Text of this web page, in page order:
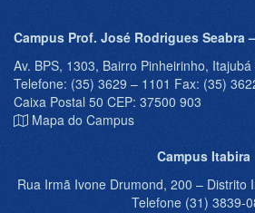
Campus Prof. José Rodrigues Seabra
Av. BPS, 1303, Bairro Pinheirinho, Itajubá
Telefone: (35) 3629 – 1101 Fax: (35)
Caixa Postal 50 CEP: 37500 903
Mapa do Campus
Campus Itabira
Rua Irmã Ivone Drumond, 200 – Distrito
Telefone (31) 3839-